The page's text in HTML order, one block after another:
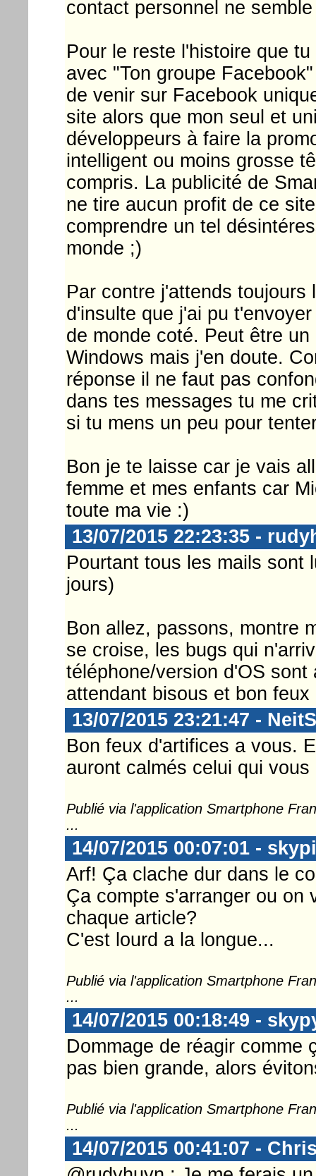
contact personnel ne
Pour le reste l'histoire que
avec "Ton groupe
de venir sur Facebook
site alors que mon seul et
développeurs à faire la
intelligent ou moins grosse
compris. La publicité de
ne tire aucun profit de ce
comprendre un tel
monde ;)
Par contre j'attends
d'insulte que j'ai pu
de monde coté. Peut être
Windows mais j'en doute.
réponse il ne faut pas
dans tes messages tu me
si tu mens un peu pour
Bon je te laisse car je vais
femme et mes enfants car
toute ma vie :)
13/07/2015 22:23:35 -
Pourtant tous les mails sont
jours)
Bon allez, passons, montre
se croise, les bugs qui
téléphone/version d'OS
attendant bisous et bon feux
13/07/2015 23:21:47 -
Bon feux d'artifices a vous.
auront calmés celui qui vous
Publié via l'application Smartphone
...
14/07/2015 00:07:01 -
Arf! Ça clache dur dans le
Ça compte s'arranger ou on
chaque article?
C'est lourd a la longue...
Publié via l'application Smartphone
...
14/07/2015 00:18:49 -
Dommage de réagir comme
pas bien grande, alors
Publié via l'application Smartphone
...
14/07/2015 00:41:07 -